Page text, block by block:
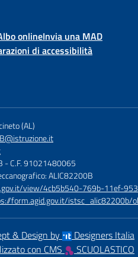
onlineInvia una MAD
di accessibilità
(AL)
- C.F. 91021480065
ALIC82200B
view/4cb5b540-769b-11ef-
form.agid.gov.it/
& Design by
Designers Italia
con CMS
SCUOLASTICO